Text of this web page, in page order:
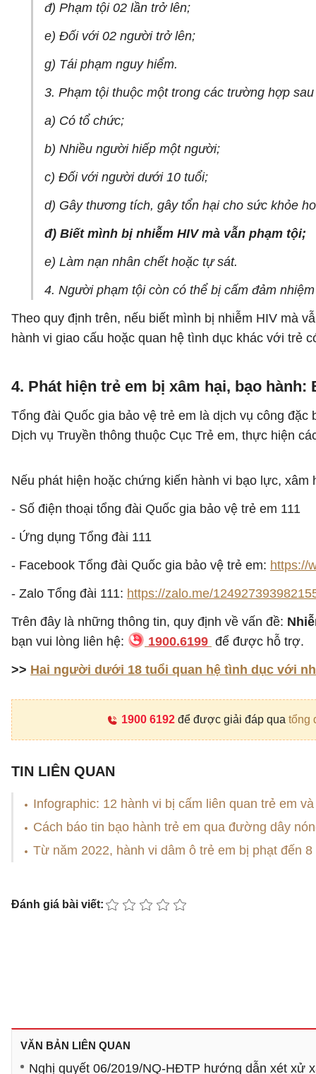
đ) Phạm tội 02 lần trở lên;
e) Đối với 02 người trở lên;
g) Tái phạm nguy hiểm.
3. Phạm tội thuộc một trong các trường hợp
a) Có tổ chức;
b) Nhiều người hiếp một người;
c) Đối với người dưới 10 tuổi;
d) Gây thương tích, gây tổn hại cho sức khỏe
đ) Biết mình bị nhiễm HIV mà vẫn phạm tội;
e) Làm nạn nhân chết hoặc tự sát.
4. Người phạm tội còn có thể bị cấm đảm
Theo quy định trên, nếu biết mình bị nhiễm HIV mà
hành vi giao cấu hoặc quan hệ tình dục khác với trẻ
4. Phát hiện trẻ em bị xâm hại, bạo hành:
Tổng đài Quốc gia bảo vệ trẻ em là dịch vụ công
Dịch vụ Truyền thông thuộc Cục Trẻ em, thực hiện
Nếu phát hiện hoặc chứng kiến hành vi bạo lực,
- Số điện thoại tổng đài Quốc gia bảo vệ trẻ em 111
- Ứng dụng Tổng đài 111
- Facebook Tổng đài Quốc gia bảo vệ trẻ em: https://
- Zalo Tổng đài 111: https://zalo.me/
Trên đây là những thông tin, quy định về vấn đề:
bạn vui lòng liên hệ:
1900.6199 để được hỗ trợ.
>> Hai người dưới 18 tuổi quan hệ tình dục với
1900 6192để được giải đáp qua tổng
TIN LIÊN QUAN
Infographic: 12 hành vi bị cấm liên quan trẻ em
Cách báo tin bạo hành trẻ em qua đường dây
Từ năm 2022, hành vi dâm ô trẻ em bị phạt đến 8
Đánh giá bài viết:
VĂN BẢN LIÊN QUAN
Nghị quyết 06/2019/NQ-HĐTP hướng dẫn xét xử